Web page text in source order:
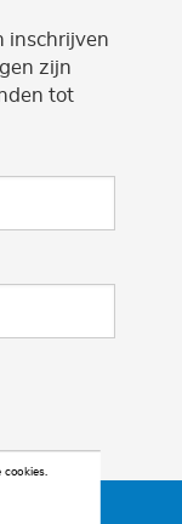
inschrijven
zijn
tot
cookies.